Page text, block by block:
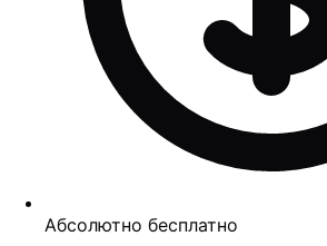
Абсолютно бесплатно